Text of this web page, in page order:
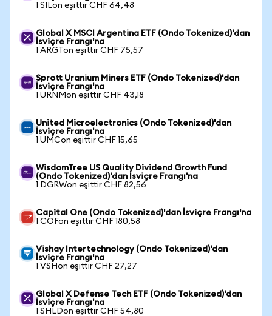
1 SILon eşittir CHF 64,48
Global X MSCI Argentina ETF (Ondo Tokenized)'dan
İsviçre Frangı'na
1 ARGTon eşittir CHF 75,57
Sprott Uranium Miners ETF (Ondo Tokenized)'dan
İsviçre Frangı'na
1 URNMon eşittir CHF 43,18
United Microelectronics (Ondo Tokenized)'dan
İsviçre Frangı'na
1 UMCon eşittir CHF 15,65
WisdomTree US Quality Dividend Growth Fund
(Ondo Tokenized)'dan İsviçre Frangı'na
1 DGRWon eşittir CHF 82,56
Capital One (Ondo Tokenized)'dan İsviçre Frangı'na
1 COFon eşittir CHF 180,58
Vishay Intertechnology (Ondo Tokenized)'dan
İsviçre Frangı'na
1 VSHon eşittir CHF 27,27
Global X Defense Tech ETF (Ondo Tokenized)'dan
İsviçre Frangı'na
1 SHLDon eşittir CHF 54,80